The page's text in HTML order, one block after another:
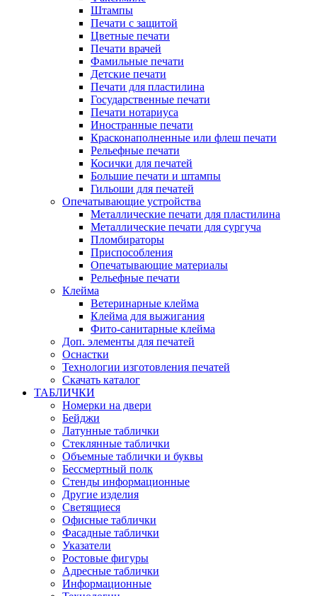
Штампы
Печати с защитой
Цветные печати
Печати врачей
Фамильные печати
Детские печати
Печати для пластилина
Государственные печати
Печати нотариуса
Иностранные печати
Красконаполненные или флеш печати
Рельефные печати
Косички для печатей
Большие печати и штампы
Гильоши для печатей
Опечатывающие устройства
Металлические печати для пластилина
Металлические печати для сургуча
Пломбираторы
Приспособления
Опечатывающие материалы
Рельефные печати
Клейма
Ветеринарные клейма
Клейма для выжигания
Фито-санитарные клейма
Доп. элементы для печатей
Оснастки
Технологии изготовления печатей
Скачать каталог
ТАБЛИЧКИ
Номерки на двери
Бейджи
Латунные таблички
Стеклянные таблички
Объемные таблички и буквы
Бессмертный полк
Стенды информационные
Другие изделия
Светящиеся
Офисные таблички
Фасадные таблички
Указатели
Ростовые фигуры
Адресные таблички
Информационные